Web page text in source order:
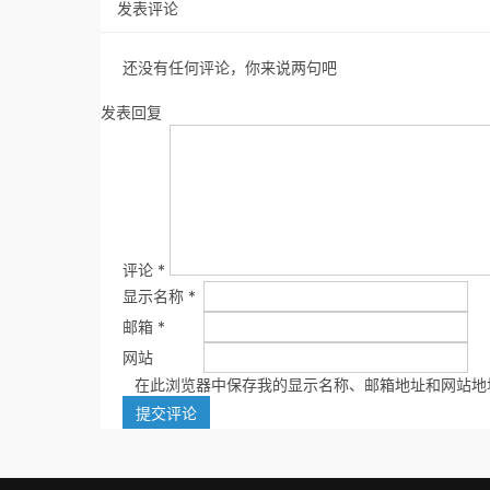
发表评论
还没有任何评论，你来说两句吧
发表回复
评论 *
显示名称 *
邮箱 *
网站
在此浏览器中保存我的显示名称、邮箱地址和网站地